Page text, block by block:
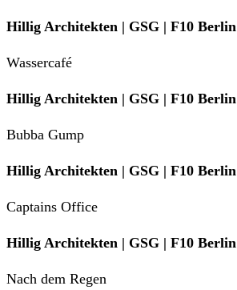
Hillig Architekten | GSG | F10 Berlin
Wassercafé
Hillig Architekten | GSG | F10 Berlin
Bubba Gump
Hillig Architekten | GSG | F10 Berlin
Captains Office
Hillig Architekten | GSG | F10 Berlin
Nach dem Regen